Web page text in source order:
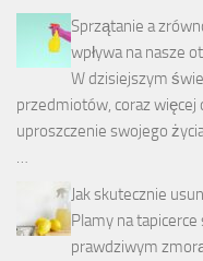
Sprzątanie a
wpływa na nasze
W dzisiejszym
przedmiotów, coraz
uproszczenie swojego
Jak skutecznie
Plamy na
prawdziwym